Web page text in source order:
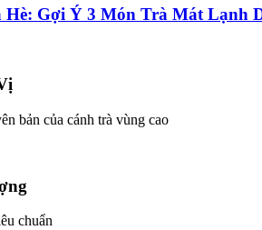
Gợi Ý 3 Món Trà Mát Lạnh
bản của cánh trà vùng cao
chuẩn